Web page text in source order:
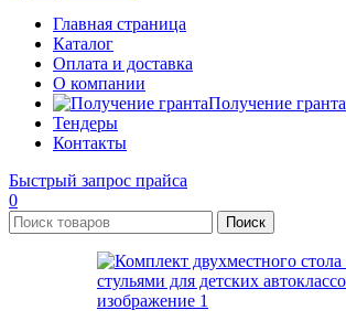
Главная страница
Каталог
Оплата и доставка
О компании
Получение гранта
Тендеры
Контакты
Быстрый запрос прайса
0
Поиск